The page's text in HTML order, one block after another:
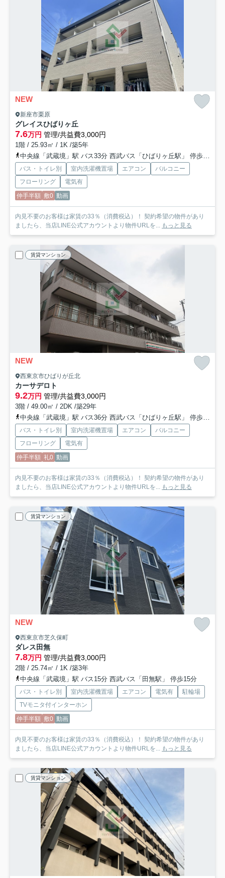
NEW
新座市栗原
グレイスひばりヶ丘
7.6万円 管理/共益費3,000円
1階 / 25.93㎡ / 1K /築5年
中央線「武蔵境」駅 バス33分 西武バス「ひばりヶ丘駅」 停歩15分
バス・トイレ別 室内洗濯機置場 エアコン
バルコニー
フローリング
電気有
仲手半額 敷0 動画
内見不要のお客様は家賃の33％（消費税込）！ 契約希望の物件があり
ましたら、当店LINE公式アカウントより物件URLを... もっと見る
賃貸マンション
NEW
西東京市ひばりが丘北
カーサデロト
9.2万円 管理/共益費3,000円
3階 / 49.00㎡ / 2DK /築29年
中央線「武蔵境」駅 バス36分 西武バス「ひばりヶ丘駅」 停歩10分
バス・トイレ別 室内洗濯機置場 エアコン
バルコニー
フローリング
電気有
仲手半額 礼0 動画
内見不要のお客様は家賃の33％（消費税込）！ 契約希望の物件があり
ましたら、当店LINE公式アカウントより物件URLを... もっと見る
賃貸マンション
NEW
西東京市芝久保町
ダレス田無
7.8万円 管理/共益費3,000円
2階 / 25.74㎡ / 1K /築3年
中央線「武蔵境」駅 バス15分 西武バス「田無駅」 停歩15分
バス・トイレ別 室内洗濯機置場 エアコン 電気有
駐輪場
TVモニタ付インターホン
仲手半額 敷0 動画
内見不要のお客様は家賃の33％（消費税込）！ 契約希望の物件があり
ましたら、当店LINE公式アカウントより物件URLを... もっと見る
賃貸マンション